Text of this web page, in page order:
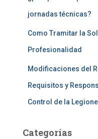
jornadas técnicas?
Como Tramitar la
Profesionalidad
Modificaciones del
Requisitos y
Control de la
Categorías